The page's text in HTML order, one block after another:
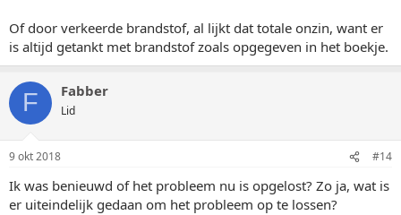
Of door verkeerde brandstof, al lijkt dat totale onzin, want er
is altijd getankt met brandstof zoals opgegeven in het boekje.
F Fabber
Lid
9 okt 2018 #14
Ik was benieuwd of het probleem nu is opgelost? Zo ja, wat is
er uiteindelijk gedaan om het probleem op te lossen?